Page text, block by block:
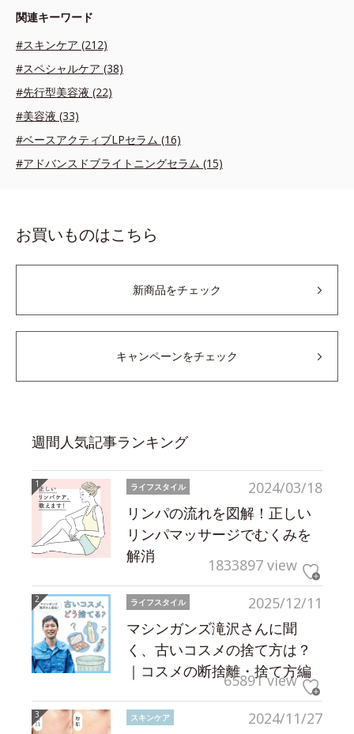
関連キーワード
#スキンケア (212)
#スペシャルケア (38)
#先行型美容液 (22)
#美容液 (33)
#ベースアクティブLPセラム (16)
#アドバンスドブライトニングセラム (15)
お買いものはこちら
新商品をチェック
キャンペーンをチェック
週間人気記事ランキング
2024/03/18
ライフスタイル
リンパの流れを図解！正しい
リンパマッサージでむくみを
解消
1833897 view
2025/12/11
ライフスタイル
マシンガンズ滝沢さんに聞
く、古いコスメの捨て方は？
｜コスメの断捨離・捨て方編
65891 view
2024/11/27
スキンケア